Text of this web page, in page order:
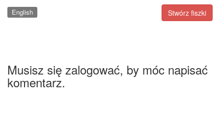
Stwórz fiszki
English
Musisz się zalogować, by móc napisać
komentarz.